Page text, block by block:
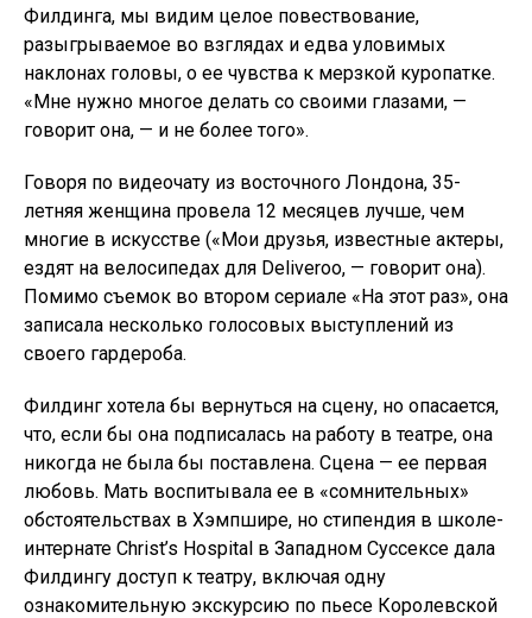
Филдинга, мы видим целое повествование,
разыгрываемое во взглядах и едва уловимых
наклонах головы, о ее чувства к мерзкой куропатке.
«Мне нужно многое делать со своими глазами, —
говорит она, — и не более того».
Говоря по видеочату из восточного Лондона, 35-
летняя женщина провела 12 месяцев лучше, чем
многие в искусстве («Мои друзья, известные актеры,
ездят на велосипедах для Deliveroo, — говорит она).
Помимо съемок во втором сериале «На этот раз», она
записала несколько голосовых выступлений из
своего гардероба.
Филдинг хотела бы вернуться на сцену, но опасается,
что, если бы она подписалась на работу в театре, она
никогда не была бы поставлена. Сцена — ее первая
любовь. Мать воспитывала ее в «сомнительных»
обстоятельствах в Хэмпшире, но стипендия в школе-
интернате Christ’s Hospital в Западном Суссексе дала
Филдингу доступ к театру, включая одну
ознакомительную экскурсию по пьесе Королевской